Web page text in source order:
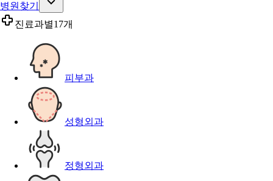
병원찾기
진료과별17개
피부과
성형외과
정형외과